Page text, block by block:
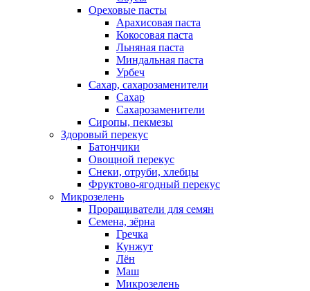
Ореховые пасты
Арахисовая паста
Кокосовая паста
Льняная паста
Миндальная паста
Урбеч
Сахар, сахарозаменители
Сахар
Сахарозаменители
Сиропы, пекмезы
Здоровый перекус
Батончики
Овощной перекус
Снеки, отруби, хлебцы
Фруктово-ягодный перекус
Микрозелень
Проращиватели для семян
Семена, зёрна
Гречка
Кунжут
Лён
Маш
Микрозелень